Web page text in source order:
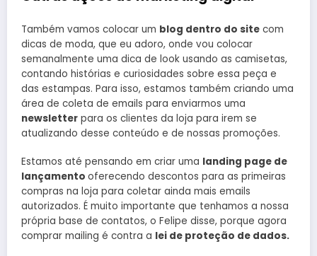
Também vamos colocar um blog dentro do site com
dicas de moda, que eu adoro, onde vou colocar
semanalmente uma dica de look usando as camisetas,
contando histórias e curiosidades sobre essa peça e
das estampas. Para isso, estamos também criando uma
área de coleta de emails para enviarmos uma
newsletter para os clientes da loja para irem se
atualizando desse conteúdo e de nossas promoções.
Estamos até pensando em criar uma landing page de
lançamento oferecendo descontos para as primeiras
compras na loja para coletar ainda mais emails
autorizados. É muito importante que tenhamos a nossa
própria base de contatos, o Felipe disse, porque agora
comprar mailing é contra a lei de proteção de dados.